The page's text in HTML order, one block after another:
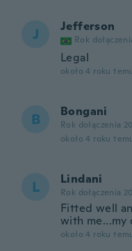
J Jefferson
Rok
Legal
około 4 roku
B Bongani
Rok dołączenia
około 4 roku
L Lindani
Rok dołączenia
Fitted well
with me...my
około 4 roku